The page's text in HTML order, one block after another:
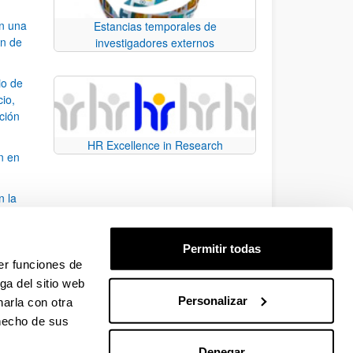
funciones de
del sitio web
con otra
de sus
Permitir todas
Personalizar
una
de
de
en
la
desplazarse.
Estancias temporales de
investigadores externos
HR Excellence in Research